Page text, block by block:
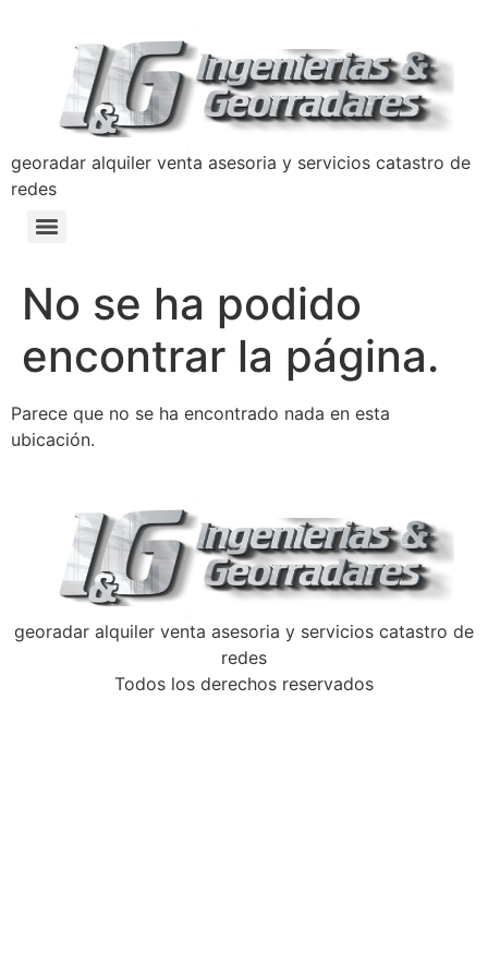
georadar alquiler venta asesoria y servicios catastro de
redes
No se ha podido
encontrar la página.
Parece que no se ha encontrado nada en esta
ubicación.
georadar alquiler venta asesoria y servicios catastro de
redes
Todos los derechos reservados